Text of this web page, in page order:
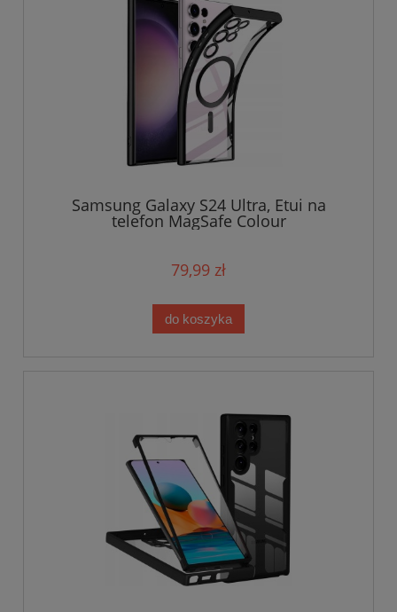
Samsung Galaxy S24 Ultra, Etui na
telefon MagSafe Colour
79,99 zł
do koszyka